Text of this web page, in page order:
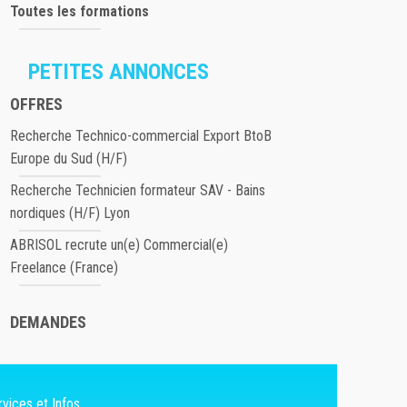
Toutes les formations
PETITES ANNONCES
OFFRES
Recherche Technico-commercial Export BtoB
Europe du Sud (H/F)
Recherche Technicien formateur SAV - Bains
nordiques (H/F) Lyon
ABRISOL recrute un(e) Commercial(e)
Freelance (France)
DEMANDES